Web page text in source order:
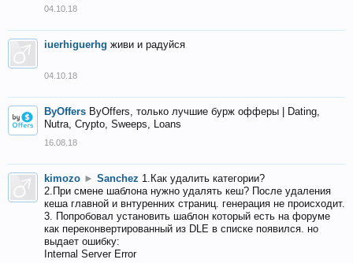
04.10.18
iuerhiguerhg живи и радуйся
04.10.18
ByOffers ByOffers, только лучшие бурж офферы | Dating,
Nutra, Crypto, Sweeps, Loans
16.08.18
kimozo ► Sanchez 1.Как удалить категории?
2.При смене шаблона нужно удалять кеш? После удаления
кеша главной и внтуренних страниц. генерация не происходит.
3. Попробовал установить шаблон который есть на форуме
как переконвертированный из DLE в списке появился. но
выдает ошибку:
Internal Server Error